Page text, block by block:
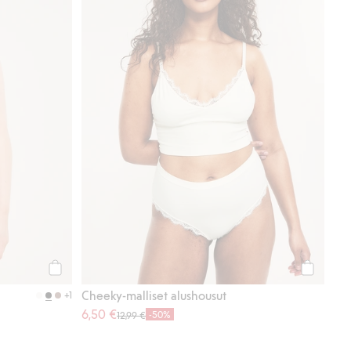
+1
Cheeky-malliset alushousut
6,50 €12,99 € -50%